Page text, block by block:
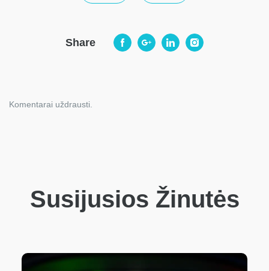
Share
Komentarai uždrausti.
Susijusios Žinutės